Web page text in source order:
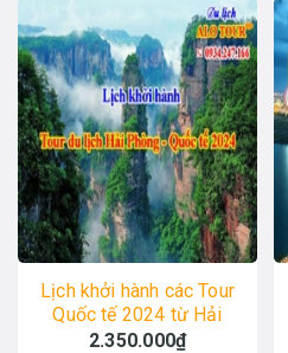
Lịch khởi hành các Tour
Quốc tế 2024 từ Hải
Phòng, Alo: 0934.247.166
2.350.000₫